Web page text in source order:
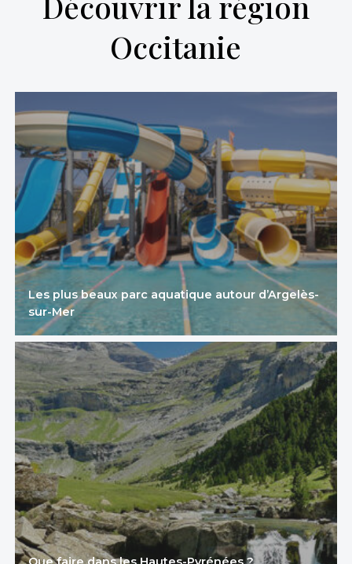
Occitanie
Les plus beaux parc aquatique autour d’Argelès-
sur-Mer